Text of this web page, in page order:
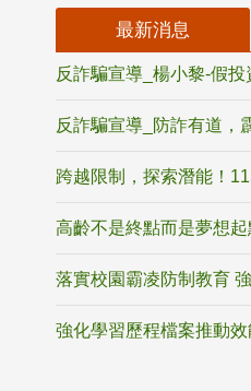
最新消息
反詐騙宣導_楊小黎-假投
反詐騙宣導_防詐有道，
跨越限制，探索潛能！
高齡不是終點而是夢想
落實校園霸凌防制教育
強化學習歷程檔案推動